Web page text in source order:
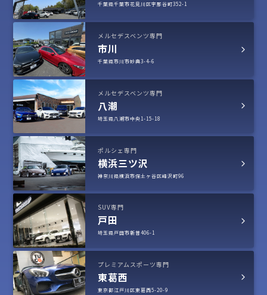
千葉県千葉市花見川区宇那谷町352-1
メルセデスベンツ専門
市川
千葉県市川市妙典3-4-6
メルセデスベンツ専門
八潮
埼玉県八潮市中央1-15-18
ポルシェ専門
横浜三ツ沢
神奈川県横浜市保土ヶ谷区峰沢町96
SUV専門
戸田
埼玉県戸田市新曽406-1
プレミアムスポーツ専門
東葛西
東京都江戸川区東葛西5-20-9